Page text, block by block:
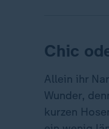
Chic
Allein ihr
Wunder,
kurzen